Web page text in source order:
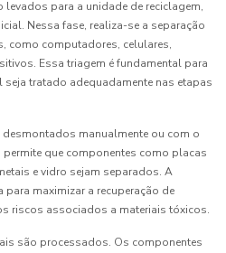
para a unidade de reciclagem,
Nessa fase, realiza-se a separação
como computadores, celulares,
Essa triagem é fundamental para
tratado adequadamente nas etapas
manualmente ou com o
que componentes como placas
e vidro sejam separados. A
maximizar a recuperação de
riscos associados a materiais tóxicos.
são processados. Os componentes